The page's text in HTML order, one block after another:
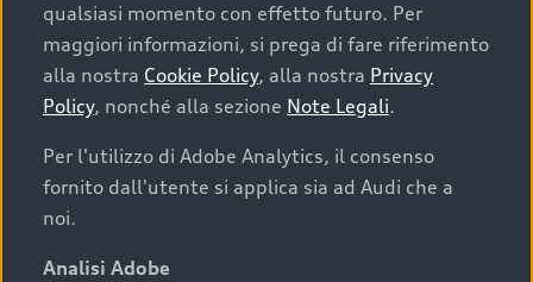
Cosa sapere prima di
acquistare la tua prossima
auto
I requisiti fondamentali da considerare prima di
acquistare un’auto usata, oltre al prezzo e all'aspetto,
qualsiasi momento con effetto futuro. Per
maggiori informazioni, si prega di fare riferimento
alla nostra Cookie Policy, alla nostra Privacy
Policy, nonché alla sezione Note Legali.
Per l'utilizzo di Adobe Analytics, il consenso
fornito dall'utente si applica sia ad Audi che a
noi.
Analisi Adobe